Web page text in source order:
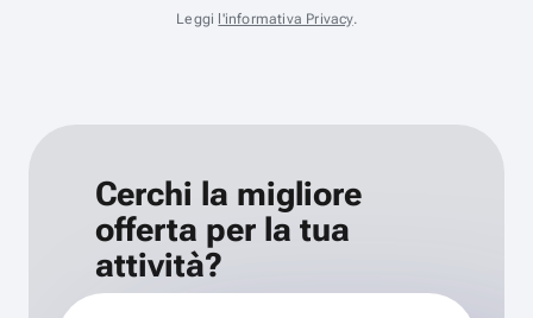
Leggi l'informativa Privacy.
Cerchi la migliore
offerta per la tua
attività?